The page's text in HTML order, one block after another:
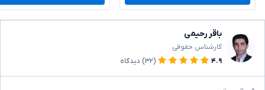
باقر رحیمی
کارشناس حقوقی
۴.۹
(۳۲) دیدگاه